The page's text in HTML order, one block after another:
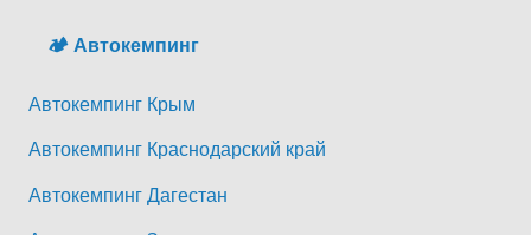
🏕️ Автокемпинг
Автокемпинг Крым
Автокемпинг Краснодарский край
Автокемпинг Дагестан